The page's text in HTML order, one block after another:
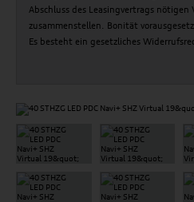
Abschluss des Leasingvertrags
zusammenstellen. Bonität
Es besteht ein gesetzliches